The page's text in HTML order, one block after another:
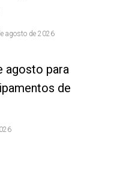
agosto de 2026
agosto para
de